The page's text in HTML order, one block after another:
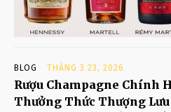
BLOG THÁNG 3 23, 2026
Rượu Champagne Chính
Thưởng Thức Thượng Lưu